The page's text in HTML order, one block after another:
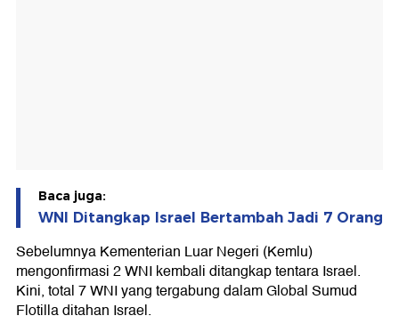
Baca juga:
WNI Ditangkap Israel Bertambah Jadi 7 Orang
Sebelumnya Kementerian Luar Negeri (Kemlu)
mengonfirmasi 2 WNI kembali ditangkap tentara Israel.
Kini, total 7 WNI yang tergabung dalam Global Sumud
Flotilla ditahan Israel.